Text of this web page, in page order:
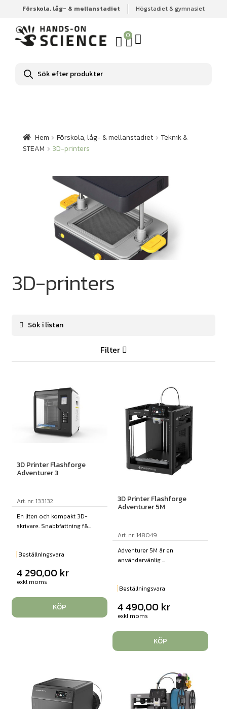
Förskola, låg- & mellanstadiet Högstadiet & gymnasiet
0
Produktsökning
Hem Förskola, låg- & mellanstadiet
Teknik & STEAM
3D-printers
Hem Förskola, låg- & mellanstadiet
Teknik &
STEAM
3D-printers
3D-printers
Filter
3D Printer Flashforge
Adventurer 3
Art. nr: 133132
En liten och kompakt 3D-
skrivare. Snabbfattning f&...
Beställningsvara
4 290,00 kr
exkl moms
KÖP
3D Printer Flashforge
Adventurer 5M
Art. nr: 148049
Adventurer 5M är en
användarvänlig ...
Beställningsvara
4 490,00 kr
exkl moms
KÖP